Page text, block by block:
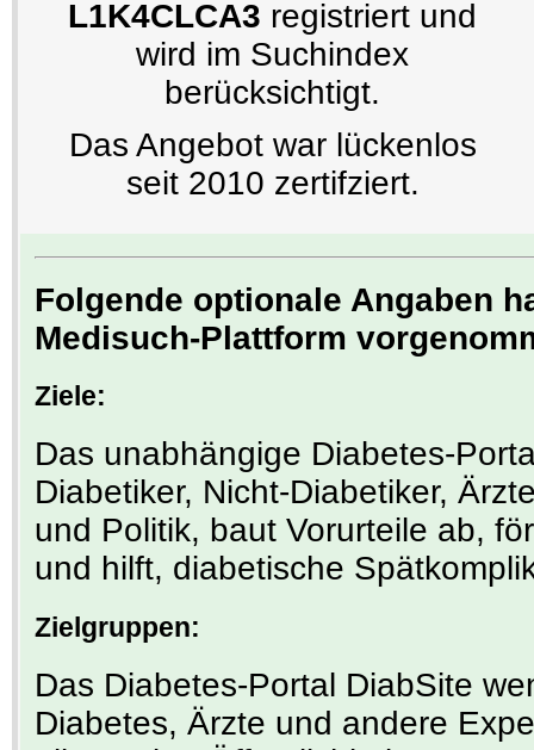
L1K4CLCA3 registriert und
wird im Suchindex
berücksichtigt.
Das Angebot war lückenlos
seit 2010 zertifziert.
Folgende optionale Angaben
Medisuch-Plattform
Ziele:
Das unabhängige Diabetes-
Diabetiker, Nicht-Diabetiker,
und Politik, baut Vorurteile ab,
und hilft, diabetische
Zielgruppen:
Das Diabetes-Portal DiabSite
Diabetes, Ärzte und andere